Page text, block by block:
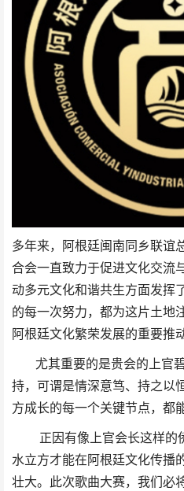
多年来，阿根廷闽南同乡联谊
合会一直致力于促进文化交流
动多元文化和谐共生方面发挥
的每一次努力，都为这片土地
阿根廷文化繁荣发展的重要推
尤其重要的是贵会的上官
持，可谓是情深意笃、持之以
方成长的每一个关键节点，都
正因有像上官会长这样的
水立方才能在阿根廷文化传播
壮大。此次歌曲大赛，我们必